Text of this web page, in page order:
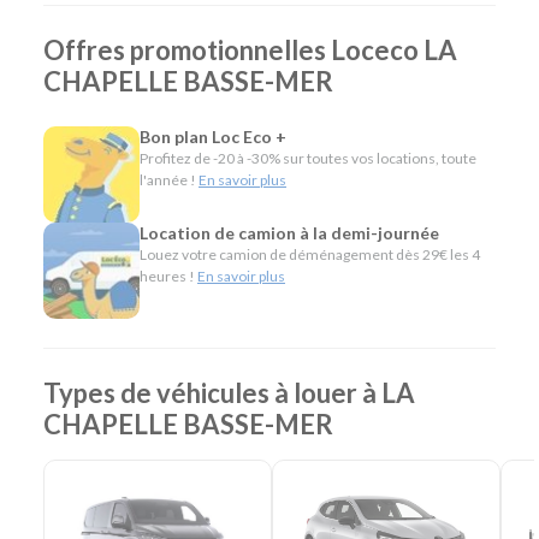
Notre agence propose une large gamme de véhicules pour
Citadines et compactes pour les déplacements du
quotidien.
Routières, SUV et monospaces pour les vacances ou
les trajets en famille.
Minibus pour voyager à plusieurs.
Utilitaires de différentes capacités pour les
déménagements, les travaux ou le transport de
matériel.
professionnels.
Depuis plus de 40 ans, Loc Eco propose une location de
véhicules simple, économique et accessible. À La Chapelle-
Offres promotionnelles Loceco LA
CHAPELLE BASSE-MER
Bon plan Loc Eco +
Profitez de -20 à -30% sur toutes vos locations, toute
l'année ! En savoir plus
Location de camion à la demi-journée
Louez votre camion de déménagement dès 29€ les 4
heures ! En savoir plus
Types de véhicules à louer à LA
CHAPELLE BASSE-MER